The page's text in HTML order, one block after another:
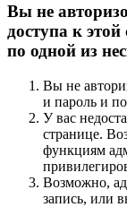
Вы не
доступа к
по одной из
Вы не
и пароль и
У вас
странице.
функциям
Возможно,
запись, или